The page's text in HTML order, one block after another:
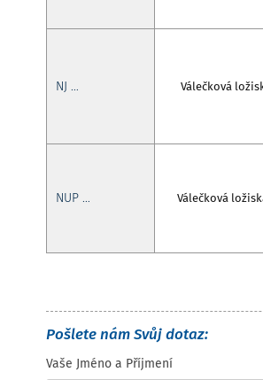
NJ … Válečková
NUP … Válečková
Pošlete nám Svůj dotaz:
Vaše Jméno a Příjmení